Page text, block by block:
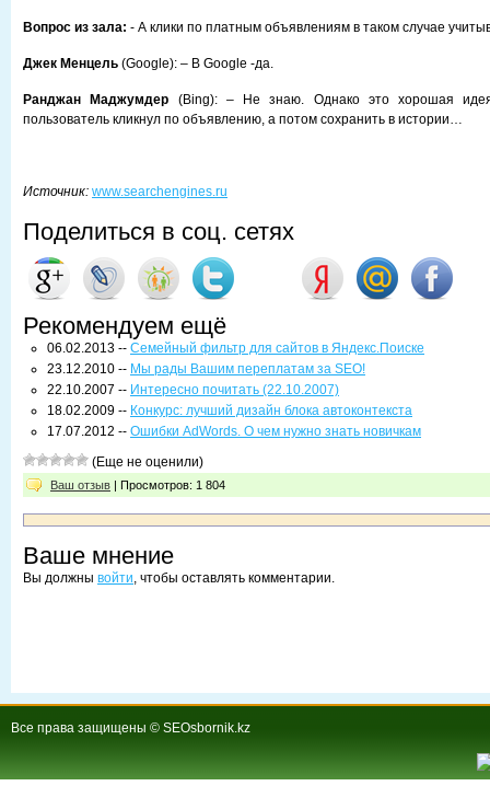
Вопрос из зала: - А клики по платным объявлениям в таком случае
Джек Менцель (Google): – В Google -да.
Ранджан Маджумдер (Bing): – Не знаю. Однако это хорошая
пользователь кликнул по объявлению, а потом сохранить в истории…
Источник: www.searchengines.ru
Поделиться в соц. сетях
Рекомендуем ещё
06.02.2013 -- Семейный фильтр для сайтов в Яндекс.Поиске
23.12.2010 -- Мы рады Вашим переплатам за SEO!
22.10.2007 -- Интересно почитать (22.10.2007)
18.02.2009 -- Конкурс: лучший дизайн блока автоконтекста
17.07.2012 -- Ошибки AdWords. О чем нужно знать новичкам
(Еще не оценили)
Ваш отзыв | Просмотров: 1 804
Ваше мнение
Вы должны войти, чтобы оставлять комментарии.
Все права защищены © SEOsbornik.kz